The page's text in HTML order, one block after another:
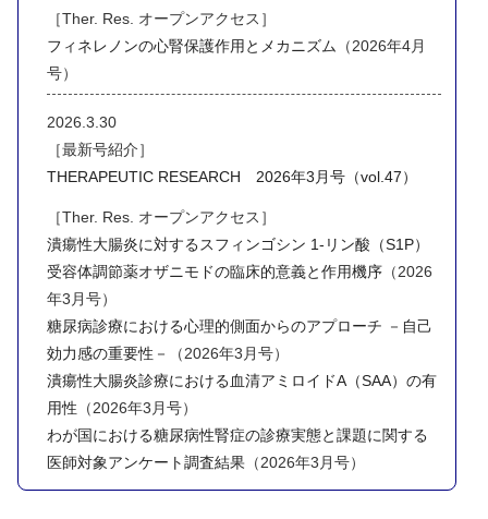
［Ther. Res. オープンアクセス］
フィネレノンの心腎保護作用とメカニズム （2026年4月
号）
2026.3.30
［最新号紹介］
THERAPEUTIC RESEARCH 2026年3月号（vol.47）
［Ther. Res. オープンアクセス］
潰瘍性大腸炎に対するスフィンゴシン 1-リン酸（S1P）
受容体調節薬オザニモドの臨床的意義と作用機序（2026
年3月号）
糖尿病診療における心理的側面からのアプローチ －自己
効力感の重要性－
（2026年3月号）
潰瘍性大腸炎診療における血清アミロイドA（SAA）の有
用性 （2026年3月号）
わが国における糖尿病性腎症の診療実態と課題に関する
医師対象アンケート調査結果（2026年3月号）